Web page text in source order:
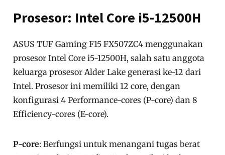
Prosesor: Intel Core i5-12500H
ASUS TUF Gaming F15 FX507ZC4 menggunakan
prosesor Intel Core i5-12500H, salah satu anggota
keluarga prosesor Alder Lake generasi ke-12 dari
Intel. Prosesor ini memiliki 12 core, dengan
konfigurasi 4 Performance-cores (P-core) dan 8
Efficiency-cores (E-core).
P-core: Berfungsi untuk menangani tugas berat